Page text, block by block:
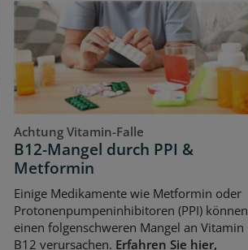
Achtung Vitamin-Falle
B12-Mangel durch PPI &
Metformin
Einige Medikamente wie Metformin oder
Protonenpumpeninhibitoren (PPI) können
einen folgenschweren Mangel an Vitamin
B12 verursachen. Erfahren Sie hier,